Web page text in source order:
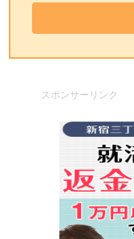
スポンサーリンク